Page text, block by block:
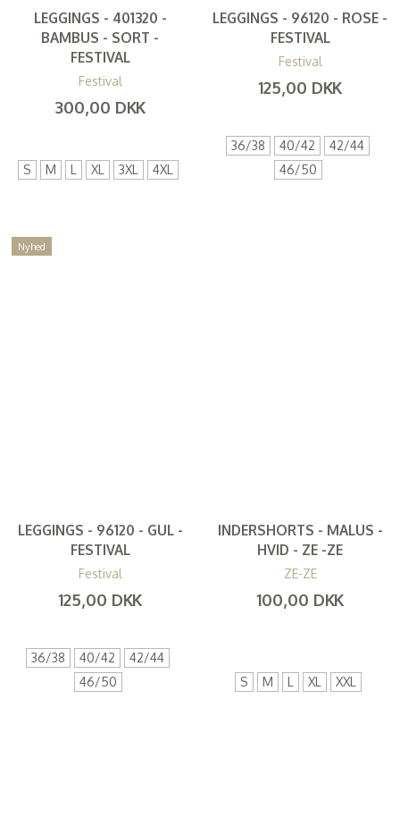
LEGGINGS - 401320 -
BAMBUS - SORT -
FESTIVAL
Festival
300,00 DKK
S M L XL 3XL 4XL
LEGGINGS - 96120 - ROSE -
FESTIVAL
Festival
125,00 DKK
36/38 40/42
42/44
46/50
Nyhed
LEGGINGS - 96120 - GUL -
FESTIVAL
Festival
125,00 DKK
36/38 40/42
42/44
46/50
INDERSHORTS - MALUS -
HVID - ZE -ZE
ZE-ZE
100,00 DKK
S M L XL XXL